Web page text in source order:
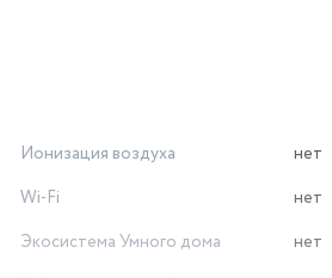
Ионизация воздуха
нет
Wi-Fi
нет
Экосистема Умного дома
нет